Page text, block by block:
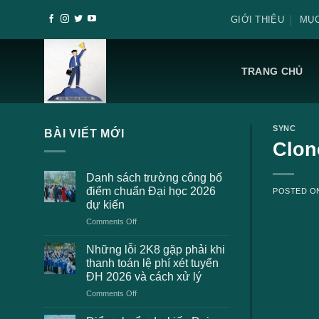
GIỚI THIỆU
TRANG CHỦ
BÀI VIẾT MỚI
Danh sách trường công bố
điểm chuẩn Đại học 2026
dự kiến
Comments Offon
sách
trường
công
bố
điểm
Đại
Những lỗi 2K8 gặp phải khi
thanh toán lệ phí xét tuyển
ĐH 2026 và cách xử lý
Comments Offon
lỗi
SYNC
POSTED